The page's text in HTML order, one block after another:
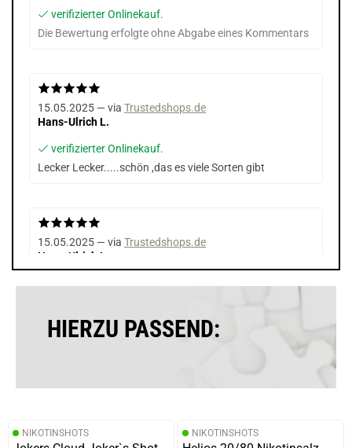
verifizierter Onlinekauf.
Die Bewertung erfolgte ohne Abgabe eines Kommentars
15.05.2025 — via Trustedshops.de
Hans-Ulrich L.
verifizierter Onlinekauf.
Lecker Lecker.....schön ,das es viele Sorten gibt
15.05.2025 — via Trustedshops.de
Hans-Ulrich L.
Marcel U.
Die Bewertung erfolgte ohne Abgabe eines Kommentars
HIERZU PASSEND:
NIKOTINSHOTS NIKOTINSHOTS